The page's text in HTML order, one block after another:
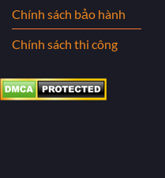
Chính sách bảo hành
Chính sách thi công